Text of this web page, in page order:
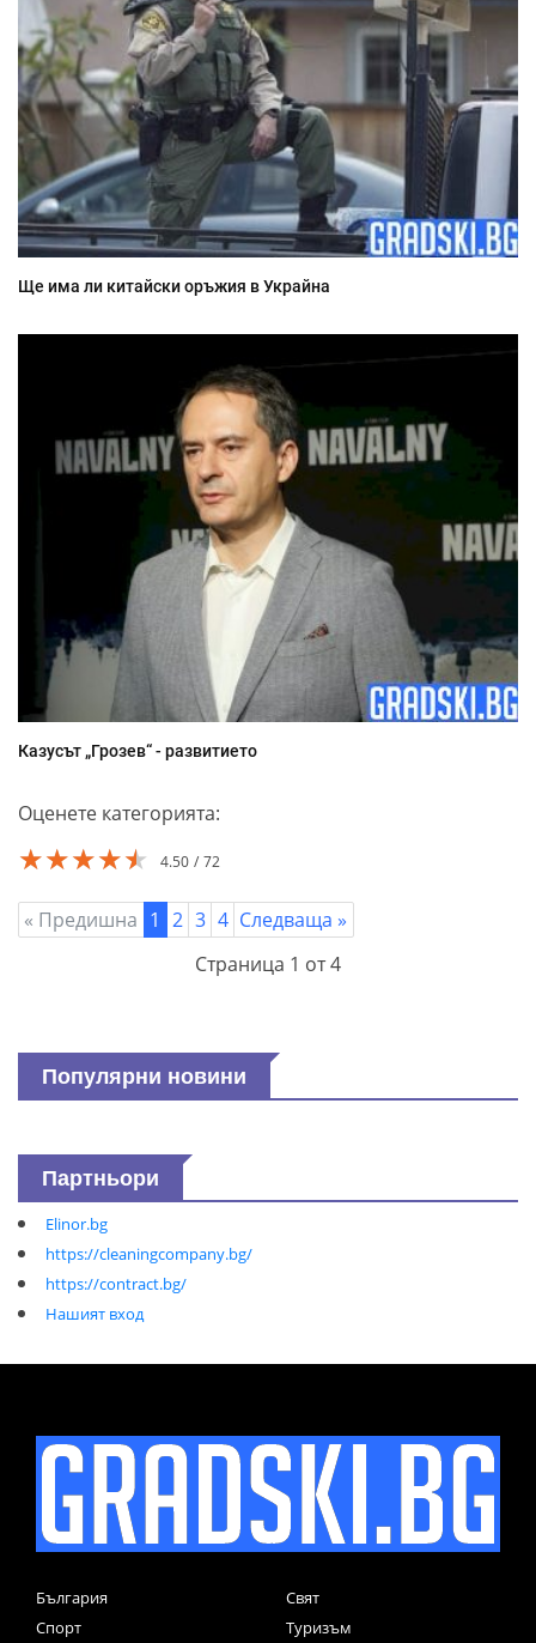
Ще има ли китайски оръжия в Украйна
Казусът „Грозев“ - развитието
Оценете категорията:
★★★★★
★★★★★
★★★★★ 4.50 72
« Предишна 1 2 3 4 Следваща »
Страница 1 от 4
Популярни новини
Партньори
Elinor.bg
https://cleaningcompany.bg/
https://contract.bg/
Нашият вход
България
Свят
Спорт
Туризъм